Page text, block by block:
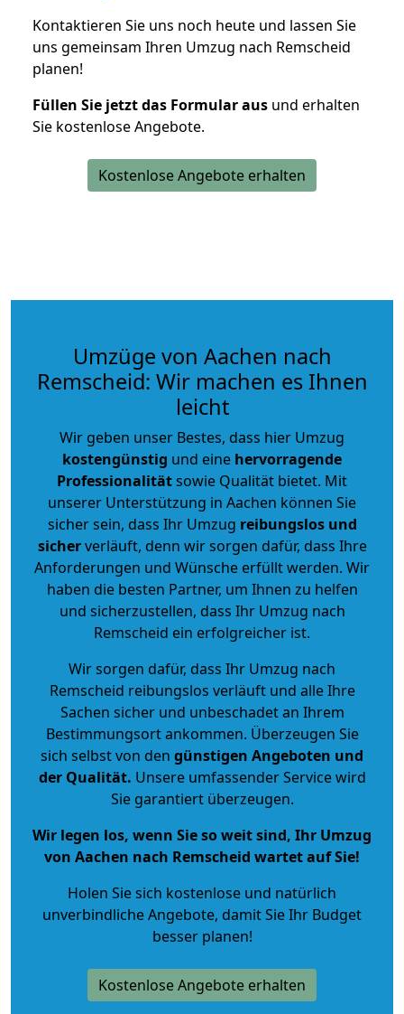
Kontaktieren Sie uns noch heute und lassen Sie
uns gemeinsam Ihren Umzug nach Remscheid
planen!
Füllen Sie jetzt das Formular aus und erhalten
Sie kostenlose Angebote.
Kostenlose Angebote erhalten
Umzüge von Aachen nach
Remscheid: Wir machen es Ihnen
leicht
Wir geben unser Bestes, dass hier Umzug
kostengünstig und eine hervorragende
Professionalitätsowie Qualität bietet. Mit
unserer Unterstützung in Aachen können Sie
sicher sein, dass Ihr Umzug reibungslos und
sicherverläuft, denn wir sorgen dafür, dass Ihre
Anforderungen und Wünsche erfüllt werden. Wir
haben die besten Partner, um Ihnen zu helfen
und sicherzustellen, dass Ihr Umzug nach
Remscheid ein erfolgreicher ist.
Wir sorgen dafür, dass Ihr Umzug nach
Remscheid reibungslos verläuft und alle Ihre
Sachen sicher und unbeschadet an Ihrem
Bestimmungsort ankommen. Überzeugen Sie
sich selbst von den günstigen Angeboten und
der Qualität. Unsere umfassender Service wird
Sie garantiert überzeugen.
Wir legen los, wenn Sie so weit sind, Ihr Umzug
von Aachen nach Remscheid wartet auf Sie!
Holen Sie sich kostenlose und natürlich
unverbindliche Angebote, damit Sie Ihr Budget
besser planen!
Kostenlose Angebote erhalten